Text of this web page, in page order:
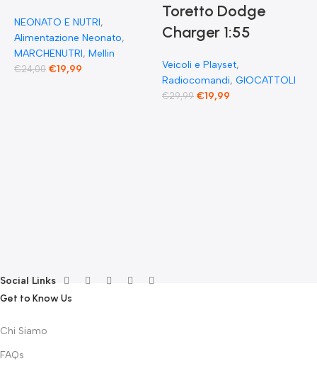
NEONATO E NUTRI,
Alimentazione Neonato,
MARCHENUTRI, Mellin
€24,00 €19,99
Toretto Dodge
Charger 1:55
Veicoli e Playset,
Radiocomandi, GIOCATTOLI
€29,99 €19,99
Social Links
Get to Know Us
Chi Siamo
FAQs